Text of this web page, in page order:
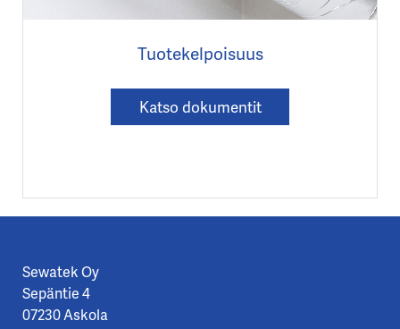
Tuotekelpoisuus
Katso dokumentit
Sewatek Oy
Sepäntie 4
07230 Askola